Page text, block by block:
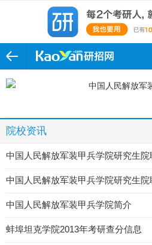
院校资讯
中国人民解放军装甲兵学院研究生院
中国人民解放军装甲兵学院研究生院
中国人民解放军装甲兵学院简介
蚌埠坦克学院2013年考研查分信息